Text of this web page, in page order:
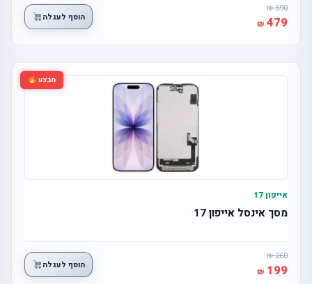
590
479 הוסף לעגלה
מבצע
אייפון 17
מסך אינסל אייפון 17
260
199 הוסף לעגלה